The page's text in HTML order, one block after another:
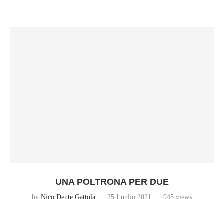
UNA POLTRONA PER DUE
by Nico Dente Gattola 25 Luglio 2021 945 views